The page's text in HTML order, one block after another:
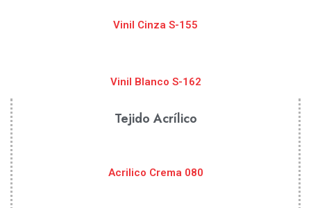
Vinil Cinza S-155
Vinil Blanco S-162
Tejido Acrílico
Acrilico Crema 080